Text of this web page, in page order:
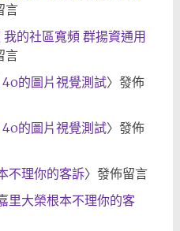
言
的社區寬頻 群揚資通用
言
的圖片視覺測試〉發佈
的圖片視覺測試〉發佈
不理你的客訴〉發佈留言
里大榮根本不理你的客